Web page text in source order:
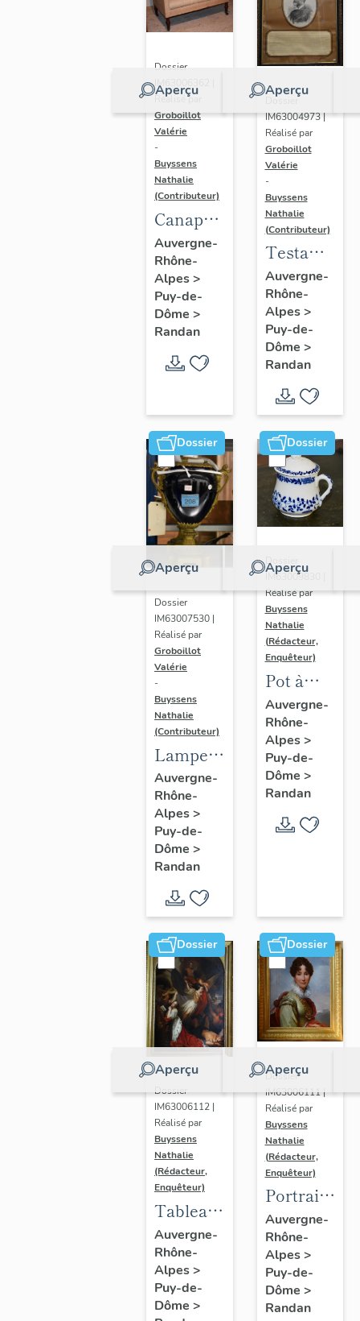
Aperçu
Dossier
IM63006362 |
Réalisé par
Groboillot
Valérie
-
Buyssens
Nathalie
(Contributeur)
Canapé
à joues
n° 2
Auvergne-
Rhône-
Alpes>
Puy-de-
Dôme >
Randan
Aperçu
Dossier
IM63004973 |
Réalisé par
Groboillot
Valérie
-
Buyssens
Nathalie
(Contributeur)
Testament
politique
de
Philippe
d'Orléans,
comte de
Paris
Auvergne-
Rhône-
Alpes>
Puy-de-
Dôme >
Randan
Dossier
Aperçu
Dossier
IM63007530 |
Réalisé par
Groboillot
Valérie
-
Buyssens
Nathalie
(Contributeur)
Lampe à
pétrole
n° 1
Auvergne-
Rhône-
Alpes>
Puy-de-
Dôme >
Randan
Dossier
Aperçu
Dossier
IM63009830 |
Réalisé par
Buyssens
Nathalie
(Rédacteur,
Enquêteur)
Pot à
crème n°
3
Auvergne-
Rhône-
Alpes>
Puy-de-
Dôme >
Randan
Dossier
Aperçu
Dossier
IM63006112 |
Réalisé par
Buyssens
Nathalie
(Rédacteur,
Enquêteur)
Tableau
d'Eugène
Romain
Van
Maldeghem
Auvergne-
Rhône-
Alpes>
Puy-de-
Dôme >
Dossier
Aperçu
Dossier
IM63006111 |
Réalisé par
Buyssens
Nathalie
(Rédacteur,
Enquêteur)
Portrait
d'Adélaïde
d'Orléans,
d'après
François
Gérard
Auvergne-
Rhône-
Alpes>
Puy-de-
Dôme >
Randan